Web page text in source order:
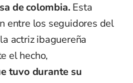
de colombia. Esta
entre los seguidores del
actriz ibaguereña
el hecho,
tuvo durante su